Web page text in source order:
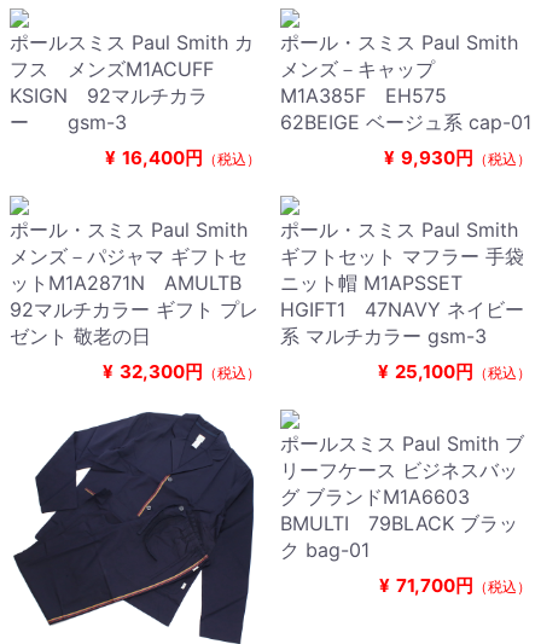
ポールスミス Paul Smith カ
フス メンズM1ACUFF
KSIGN 92マルチカラ
ー gsm-3
¥ 16,400円 （税込）
ポール・スミス Paul Smith
メンズ－キャップ
M1A385F EH575
62BEIGE ベージュ系 cap-01
¥ 9,930円 （税込）
ポール・スミス Paul Smith
メンズ－パジャマ ギフトセ
ットM1A2871N AMULTB
92マルチカラー ギフト プレ
ゼント 敬老の日
¥ 32,300円 （税込）
ポール・スミス Paul Smith
ギフトセット マフラー 手袋
ニット帽 M1APSSET
HGIFT1 47NAVY ネイビー
系 マルチカラー gsm-3
¥ 25,100円 （税込）
ポールスミス Paul Smith ブ
リーフケース ビジネスバッ
グ ブランドM1A6603
BMULTI 79BLACK ブラッ
ク bag-01
¥ 71,700円 （税込）